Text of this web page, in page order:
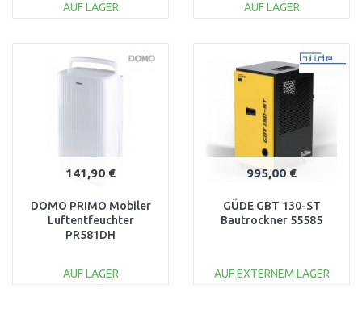
AUF LAGER
Vergleichen
AUF LAGER
Vergleichen
141,90 €
DOMO PRIMO Mobiler
Luftentfeuchter
PR581DH
AUF LAGER
995,00 €
GÜDE GBT 130-ST
Bautrockner 55585
AUF EXTERNEM LAGER